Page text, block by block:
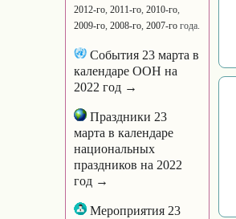
2012-го, 2011-го, 2010-го,
2009-го, 2008-го, 2007-го года.
События 23 марта в
календаре ООН на
2022 год →
Праздники 23
марта в календаре
национальных
праздников на 2022
год →
Мероприятия 23